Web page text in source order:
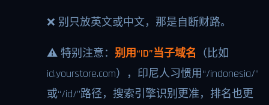
❌ 别只放英文或中文，那是自断财路。
⚠️ 特别注意： 别用“ID”当子域名 （比如
id.yourstore.com），印尼人习惯用“/indonesia/”
或“/id/”路径，搜索引擎识别更准，排名也更